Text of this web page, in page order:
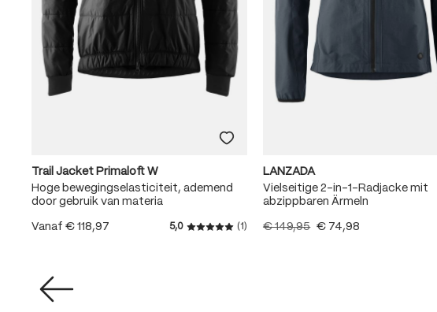
Trail Jacket Primaloft W
Hoge bewegingselasticiteit, ademend
door gebruik van materia
Vanaf € 118,97 5,0
Gemiddelde waardering van 5 van 5 sterren
(1)
LANZADA
Vielseitige 2-in-1-Radjacke mit
abzippbaren Ärmeln
€ 149,95 € 74,98